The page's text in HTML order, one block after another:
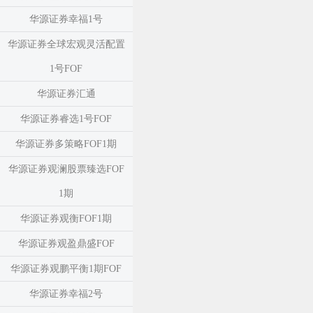
华源证券幸福1号
华源证券全球宏观灵活配置
1号FOF
华源证券汇通
华源证券睿选1号FOF
华源证券多策略FOF1期
华源证券观澜股票臻选FOF
1期
华源证券观衡FOF1期
华源证券观盈鼎盛FOF
华源证券观鹏平衡1期FOF
华源证券幸福2号